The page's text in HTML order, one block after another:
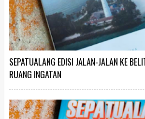
SEPATUALANG EDISI JALAN-JALAN KE
RUANG INGATAN